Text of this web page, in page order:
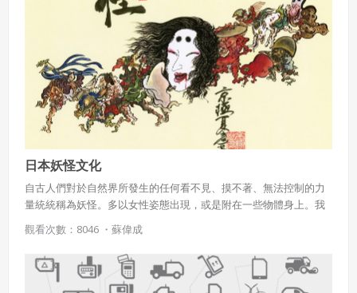
日本妖怪文化
自古人們對於自然界所發生的任何看不見、摸不著、無法控制的力
量統統稱為妖怪。多以女性姿態出現，或是附在一些物體身上。我
們來看看有那些是在許多文學、繪畫、漫畫、動畫較常見的。
觀看次數：8046 ・ 蘇偉成